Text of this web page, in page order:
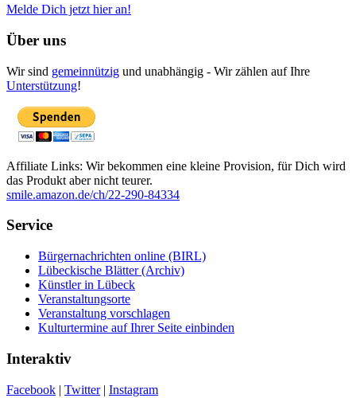
Melde Dich jetzt hier an!
Über uns
Wir sind gemeinnützig und unabhängig - Wir zählen auf Ihre
Unterstützung!
Affiliate Links: Wir bekommen eine kleine Provision, für Dich wird
das Produkt aber nicht teurer.
smile.amazon.de/ch/22-290-84334
Service
Bürgernachrichten online (BIRL)
Lübeckische Blätter (Archiv)
Künstler in Lübeck
Veranstaltungsorte
Veranstaltung vorschlagen
Kulturtermine auf Ihrer Seite einbinden
Interaktiv
Facebook | Twitter| Instagram